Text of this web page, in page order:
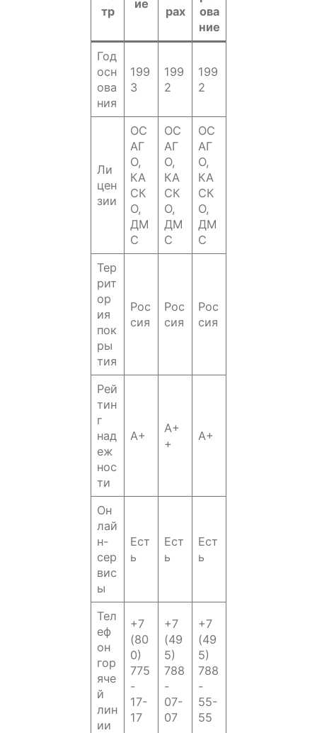
тр
ие
рах
ова
ние
Год
осн
ова
ния
199
3
199
2
199
2
Ли
цен
зии
ОС
АГ
О,
КА
СК
О,
ДМ
С
ОС
АГ
О,
КА
СК
О,
ДМ
С
ОС
АГ
О,
КА
СК
О,
ДМ
С
Тер
рит
ор
ия
пок
ры
тия
Рос
сия
Рос
сия
Рос
сия
Рей
тин
г
над
еж
нос
ти
A+
А+
+
A+
Он
лай
н-
сер
вис
ы
Ест
ь
Ест
ь
Ест
ь
Тел
еф
он
гор
яче
й
лин
ии
+7
(80
0)
775
-
17-
17
+7
(49
5)
788
-
07-
07
+7
(49
5)
788
-
55-
55